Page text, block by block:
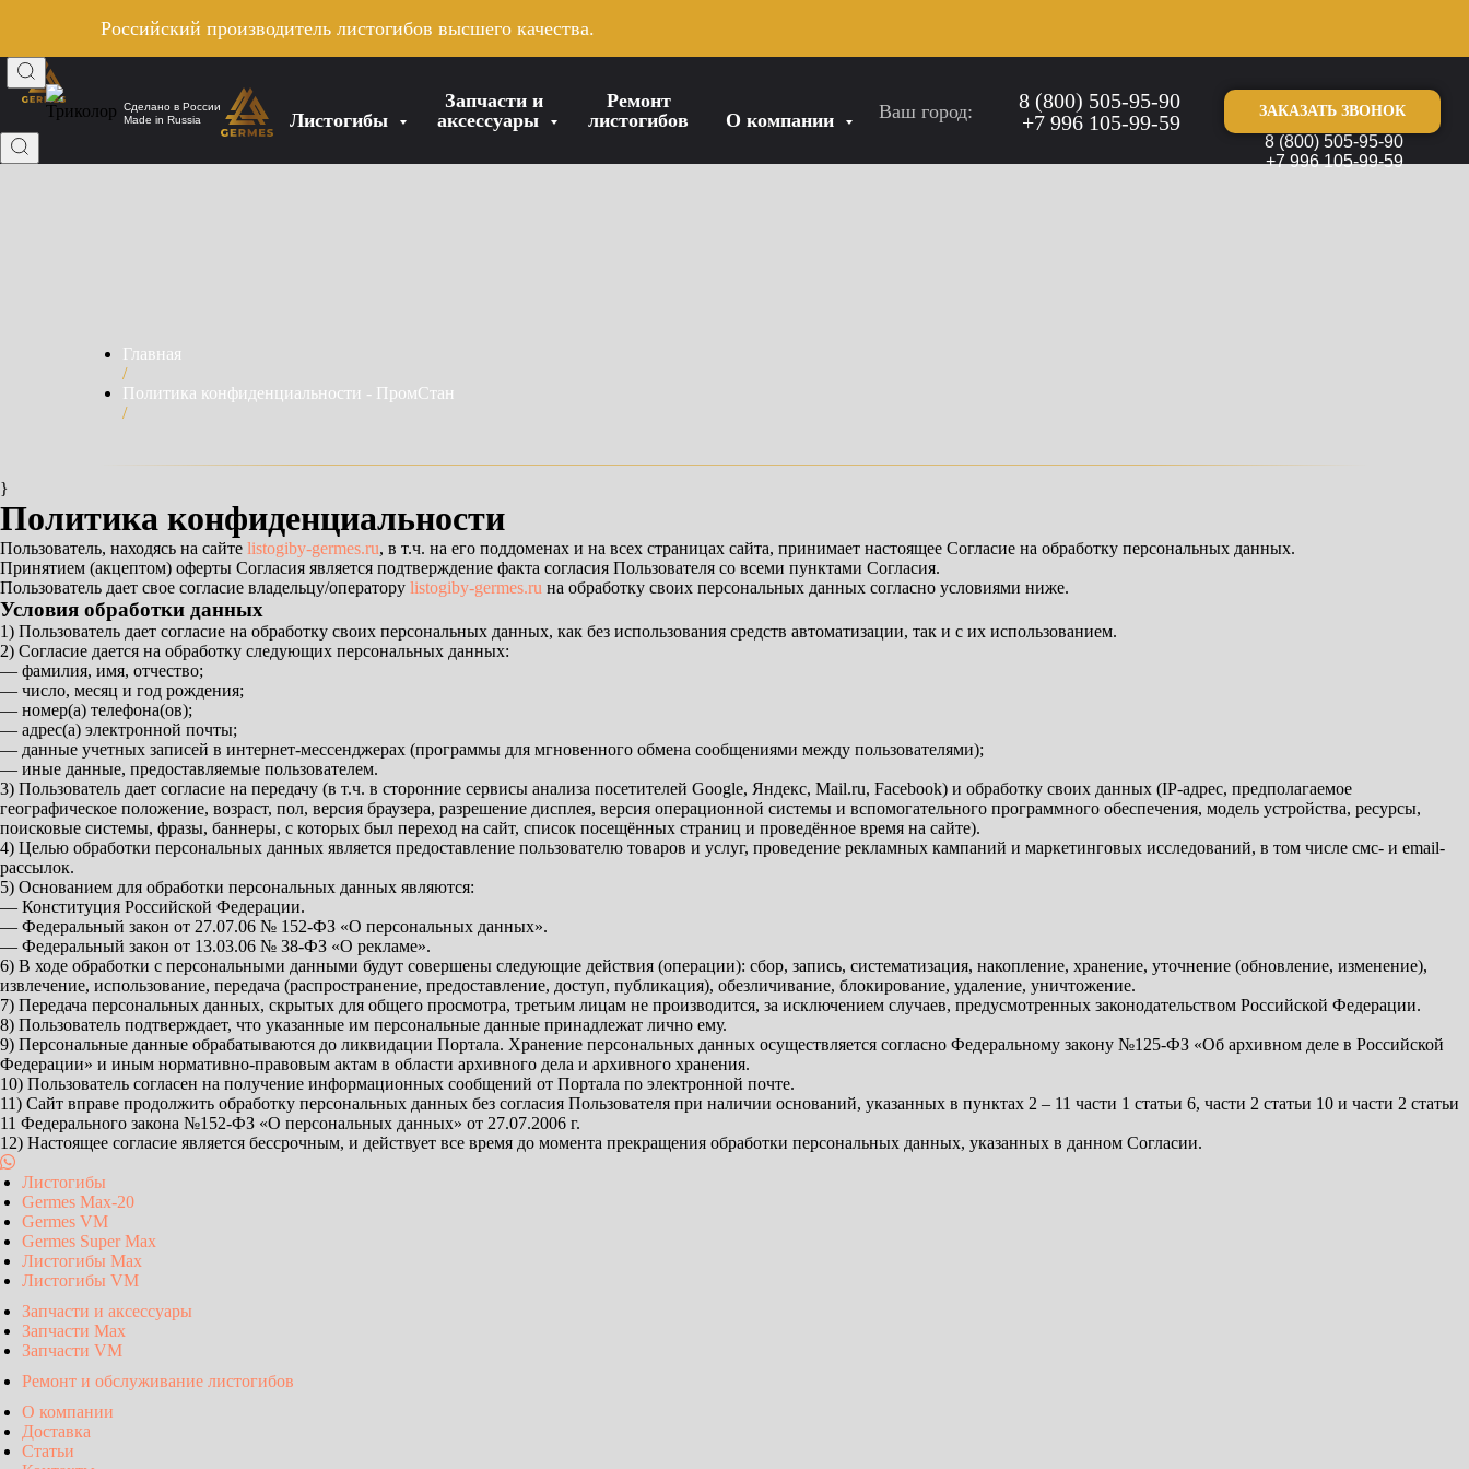
8 (800) 505-95-90
+7 996 105-99-59
Российский производитель листогибов высшего качества.
Сделано в России
Made in Russia
Листогибы
Запчасти и
аксессуары
Ремонт
листогибов
О компании Ваш город:
8 (800) 505-95-90
+7 996 105-99-59
ЗАКАЗАТЬ ЗВОНОК
Главная
/
Политика конфиденциальности - ПромСтан
/
}
Политика конфиденциальности
Пользователь, находясь на сайте listogiby-germes.ru, в т.ч. на его поддоменах и на всех страницах сайта, принимает настоящее Согласие на обработку персональных данных.
Принятием (акцептом) оферты Согласия является подтверждение факта согласия Пользователя со всеми пунктами Согласия.
Пользователь дает свое согласие владельцу/оператору listogiby-germes.ru на обработку своих персональных данных согласно условиями ниже.
Условия обработки данных
1) Пользователь дает согласие на обработку своих персональных данных, как без использования средств автоматизации, так и с их использованием.
2) Согласие дается на обработку следующих персональных данных:
— фамилия, имя, отчество;
— число, месяц и год рождения;
— номер(а) телефона(ов);
— адрес(а) электронной почты;
— данные учетных записей в интернет-мессенджерах (программы для мгновенного обмена сообщениями между пользователями);
— иные данные, предоставляемые пользователем.
3) Пользователь дает согласие на передачу (в т.ч. в сторонние сервисы анализа посетителей Google, Яндекс, Mail.ru, Facebook) и обработку своих данных (IP-адрес, предполагаемое
географическое положение, возраст, пол, версия браузера, разрешение дисплея, версия операционной системы и вспомогательного программного обеспечения, модель устройства, ресурсы,
поисковые системы, фразы, баннеры, с которых был переход на сайт, список посещённых страниц и проведённое время на сайте).
4) Целью обработки персональных данных является предоставление пользователю товаров и услуг, проведение рекламных кампаний и маркетинговых исследований, в том числе смс- и email-
рассылок.
5) Основанием для обработки персональных данных являются:
— Конституция Российской Федерации.
— Федеральный закон от 27.07.06 № 152-ФЗ «О персональных данных».
— Федеральный закон от 13.03.06 № 38-ФЗ «О рекламе».
6) В ходе обработки с персональными данными будут совершены следующие действия (операции): сбор, запись, систематизация, накопление, хранение, уточнение (обновление, изменение),
извлечение, использование, передача (распространение, предоставление, доступ, публикация), обезличивание, блокирование, удаление, уничтожение.
7) Передача персональных данных, скрытых для общего просмотра, третьим лицам не производится, за исключением случаев, предусмотренных законодательством Российской Федерации.
8) Пользователь подтверждает, что указанные им персональные данные принадлежат лично ему.
9) Персональные данные обрабатываются до ликвидации Портала. Хранение персональных данных осуществляется согласно Федеральному закону №125-ФЗ «Об архивном деле в Российской
Федерации» и иным нормативно-правовым актам в области архивного дела и архивного хранения.
10) Пользователь согласен на получение информационных сообщений от Портала по электронной почте.
11) Сайт вправе продолжить обработку персональных данных без согласия Пользователя при наличии оснований, указанных в пунктах 2 – 11 части 1 статьи 6, части 2 статьи 10 и части 2 статьи
11 Федерального закона №152-ФЗ «О персональных данных» от 27.07.2006 г.
12) Настоящее согласие является бессрочным, и действует все время до момента прекращения обработки персональных данных, указанных в данном Согласии.
Листогибы
Germes Max-20
Germes VM
Germes Super Max
Листогибы Max
Листогибы VM
Запчасти и аксессуары
Запчасти Max
Запчасти VM
Ремонт и обслуживание листогибов
О компании
Доставка
Статьи